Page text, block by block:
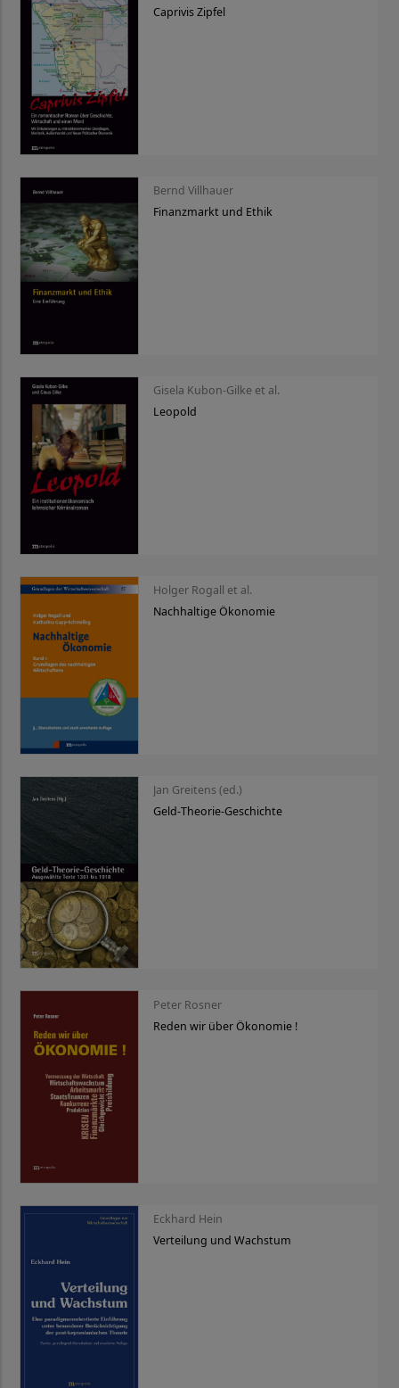
Caprivis Zipfel
Bernd Villhauer
Finanzmarkt und Ethik
Gisela Kubon-Gilke et al.
Leopold
Holger Rogall et al.
Nachhaltige Ökonomie
Jan Greitens (ed.)
Geld-Theorie-Geschichte
Peter Rosner
Reden wir über Ökonomie !
Eckhard Hein
Verteilung und Wachstum